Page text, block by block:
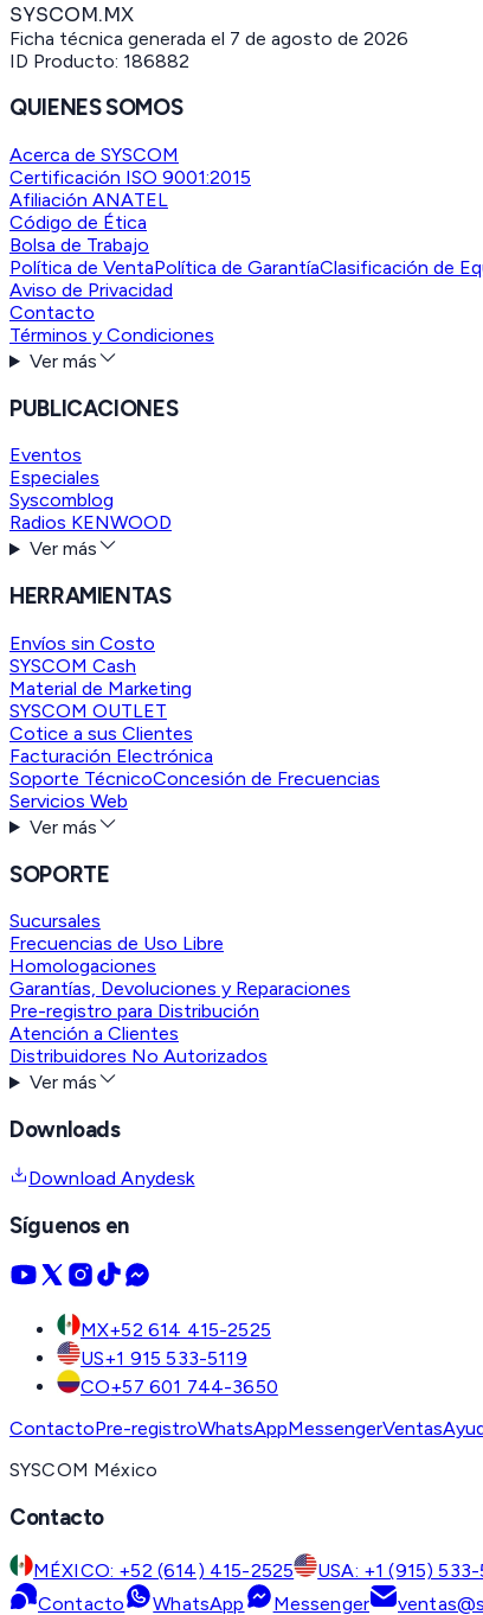
SYSCOM.MX
Ficha técnica generada el 7 de agosto de 2026
ID Producto: 186882
QUIENES SOMOS
Acerca de SYSCOM
Certificación ISO 9001:2015
Afiliación ANATEL
Código de Ética
Bolsa de Trabajo
Política de VentaPolítica de GarantíaClasificación de
Aviso de Privacidad
Contacto
Términos y Condiciones
Ver más
PUBLICACIONES
Eventos
Especiales
Syscomblog
Radios KENWOOD
Ver más
HERRAMIENTAS
Envíos sin Costo
SYSCOM Cash
Material de Marketing
SYSCOM OUTLET
Cotice a sus Clientes
Facturación Electrónica
Soporte TécnicoConcesión de Frecuencias
Servicios Web
Ver más
SOPORTE
Sucursales
Frecuencias de Uso Libre
Homologaciones
Garantías, Devoluciones y Reparaciones
Pre-registro para Distribución
Atención a Clientes
Distribuidores No Autorizados
Ver más
Downloads
Download Anydesk
Síguenos en
MX+52 614 415-2525
US+1 915 533-5119
CO+57 601 744-3650
ContactoPre-registroWhatsAppMessengerVentas
SYSCOM México
Contacto
MÉXICO: +52 (614) 415-2525 USA: +1 (915) 533-
Contacto
WhatsApp Messenger